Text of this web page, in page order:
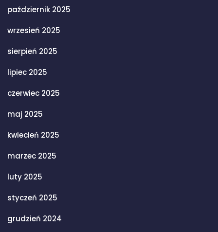
październik 2025
wrzesień 2025
sierpień 2025
lipiec 2025
czerwiec 2025
maj 2025
kwiecień 2025
marzec 2025
luty 2025
styczeń 2025
grudzień 2024